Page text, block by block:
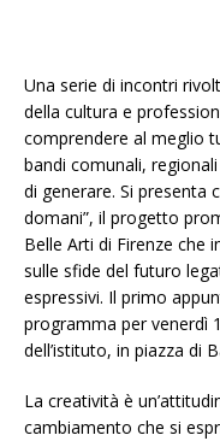
Una serie di incontri
della cultura e
comprendere al meglio
bandi comunali,
di generare. Si presenta
domani”, il progetto
Belle Arti di Firenze che
sulle sfide del futuro
espressivi. Il primo
programma per venerdì
dell’istituto, in piazza di
La creatività è
cambiamento che si